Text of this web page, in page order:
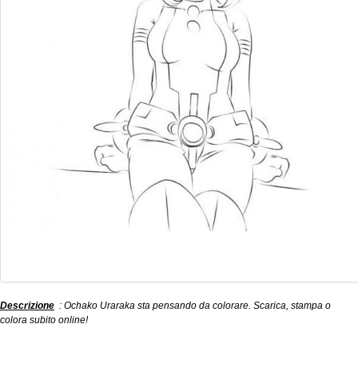
Descrizione : Ochako Uraraka sta pensando da colorare. Scarica, stampa o
colora subito online!